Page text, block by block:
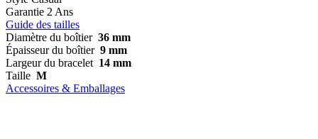
Garantie 2 Ans
Guide des tailles
Diamètre du boîtier 36 mm
Épaisseur du boîtier 9 mm
Largeur du bracelet 14 mm
Taille M
Accessoires & Emballages